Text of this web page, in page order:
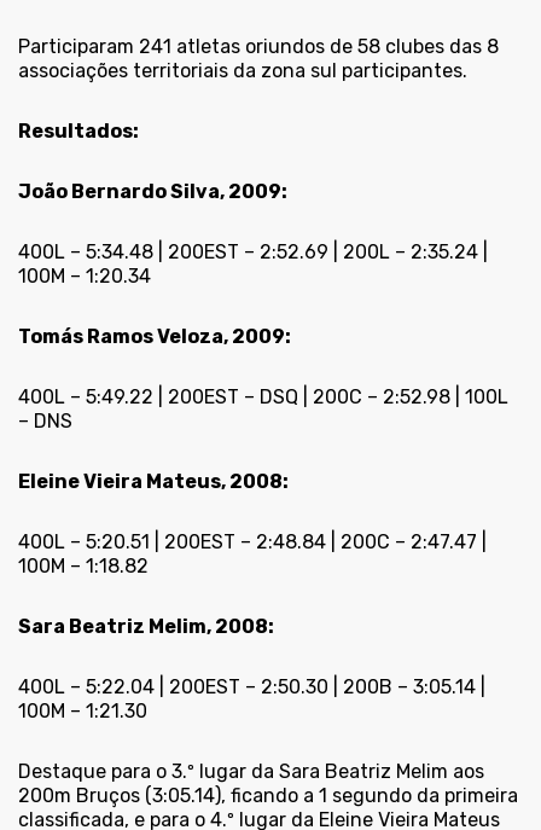
Participaram 241 atletas oriundos de 58 clubes das 8
associações territoriais da zona sul participantes.
Resultados:
João Bernardo Silva, 2009:
400L – 5:34.48 | 200EST – 2:52.69 | 200L – 2:35.24 |
100M – 1:20.34
Tomás Ramos Veloza, 2009:
400L – 5:49.22 | 200EST – DSQ | 200C – 2:52.98 | 100L
– DNS
Eleine Vieira Mateus, 2008:
400L – 5:20.51 | 200EST – 2:48.84 | 200C – 2:47.47 |
100M – 1:18.82
Sara Beatriz Melim, 2008:
400L – 5:22.04 | 200EST – 2:50.30 | 200B – 3:05.14 |
100M – 1:21.30
Destaque para o 3.º lugar da Sara Beatriz Melim aos
200m Bruços (3:05.14), ficando a 1 segundo da primeira
classificada, e para o 4.º lugar da Eleine Vieira Mateus